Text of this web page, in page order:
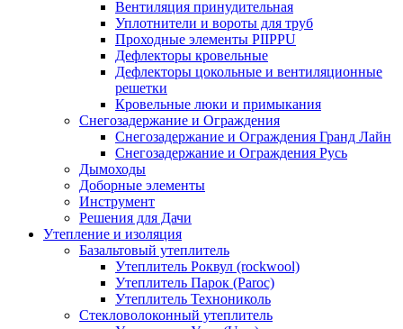
Вентиляция принудительная
Уплотнители и вороты для труб
Проходные элементы PIIPPU
Дефлекторы кровельные
Дефлекторы цокольные и вентиляционные
решетки
Кровельные люки и примыкания
Снегозадержание и Ограждения
Снегозадержание и Ограждения Гранд Лайн
Снегозадержание и Ограждения Русь
Дымоходы
Доборные элементы
Инструмент
Решения для Дачи
Утепление и изоляция
Базальтовый утеплитель
Утеплитель Роквул (rockwool)
Утеплитель Парок (Paroc)
Утеплитель Технониколь
Стекловолоконный утеплитель